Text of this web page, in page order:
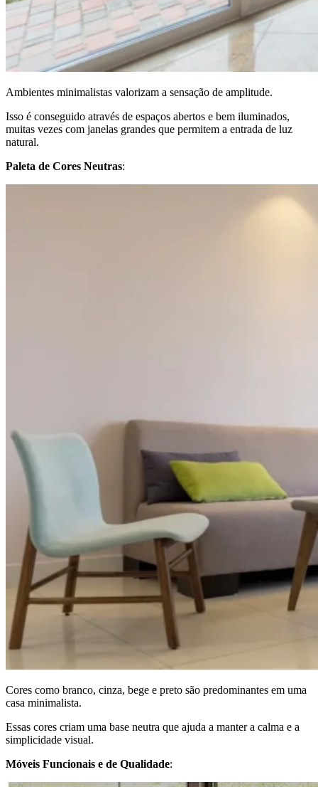
Ambientes minimalistas valorizam a sensação de amplitude.
Isso é conseguido através de espaços abertos e bem iluminados,
muitas vezes com janelas grandes que permitem a entrada de luz
natural.
Paleta de Cores Neutras:
Cores como branco, cinza, bege e preto são predominantes em uma
casa minimalista.
Essas cores criam uma base neutra que ajuda a manter a calma e a
simplicidade visual.
Móveis Funcionais e de Qualidade: